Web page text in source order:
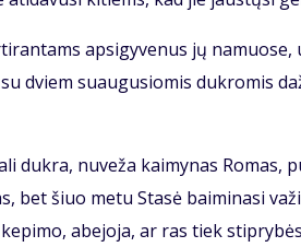
ap­si­gy­ve­nus jų
dviem su­au­gu­sio­mis duk­ro­mis
duk­ra, nu­ve­ža kai­my­nas Ro­mas,
bet šiuo me­tu Sta­sė bai­mi­na­si
abe­jo­ja, ar ras tiek